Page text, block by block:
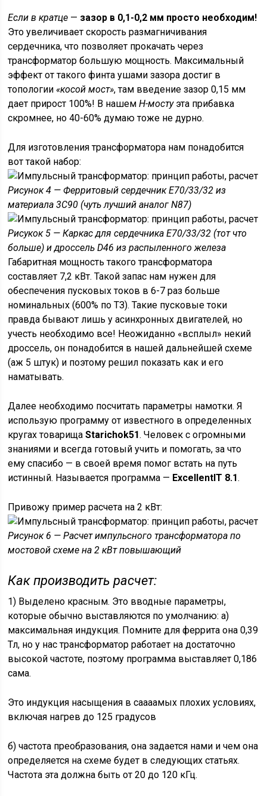
Если в кратце — зазор в 0,1-0,2 мм просто необходим!
Это увеличивает скорость размагничивания
сердечника, что позволяет прокачать через
трансформатор большую мощность. Максимальный
эффект от такого финта ушами зазора достиг в
топологии«косой мост», там введение зазор 0,15 мм
дает прирост 100%! В нашемН-мостуэта прибавка
скромнее, но 40-60% думаю тоже не дурно.
Для изготовления трансформатора нам понадобится
вот такой набор:
Рисунок 4 — Ферритовый сердечник Е70/33/32 из
материала 3С90 (чуть лучший аналог N87)
Рисукок 5 — Каркас для сердечника Е70/33/32 (тот что
больше) и дроссель D46 из распыленного железа
Габаритная мощность такого трансформатора
составляет 7,2 кВт. Такой запас нам нужен для
обеспечения пусковых токов в 6-7 раз больше
номинальных (600% по ТЗ). Такие пусковые токи
правда бывают лишь у асинхронных двигателей, но
учесть необходимо все! Неожиданно «всплыл» некий
дроссель, он понадобится в нашей дальнейшей схеме
(аж 5 штук) и поэтому решил показать как и его
наматывать.
Далее необходимо посчитать параметры намотки. Я
использую программу от известного в определенных
кругах товарищаStarichok51. Человек с огромными
знаниями и всегда готовый учить и помогать, за что
ему спасибо — в своей время помог встать на путь
истинный. Называется программа — ExcellentIT 8.1.
Привожу пример расчета на 2 кВт:
Рисунок 6 — Расчет импульсного трансформатора по
мостовой схеме на 2 кВт повышающий
Как производить расчет:
1) Выделено красным. Это вводные параметры,
которые обычно выставляются по умолчанию: а)
максимальная индукция. Помните для феррита она 0,39
Тл, но у нас трансформатор работает на достаточно
высокой частоте, поэтому программа выставляет 0,186
сама.
Это индукция насыщения в саааамых плохих условиях,
включая нагрев до 125 градусов
б) частота преобразования, она задается нами и чем она
определяется на схеме будет в следующих статьях.
Частота эта должна быть от 20 до 120 кГц.